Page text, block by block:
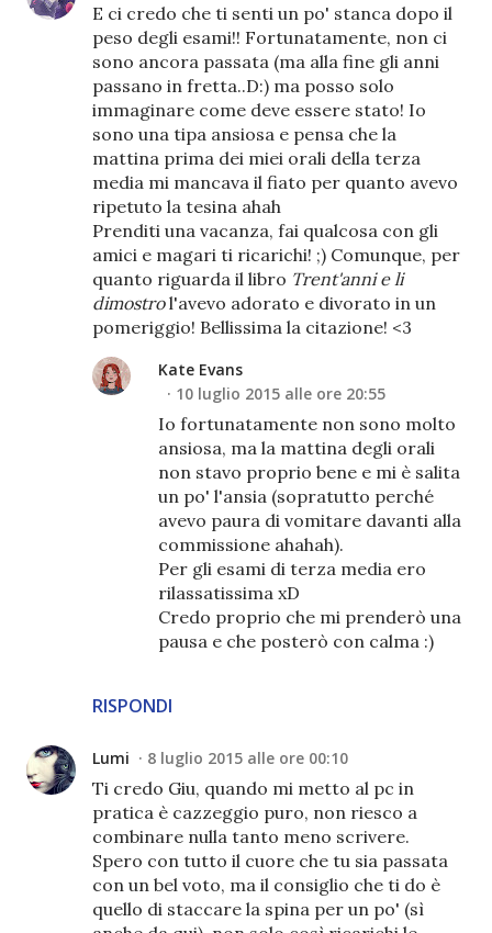
E ci credo che ti senti un po' stanca dopo il
peso degli esami!! Fortunatamente, non ci
sono ancora passata (ma alla fine gli anni
passano in fretta..D:) ma posso solo
immaginare come deve essere stato! Io
sono una tipa ansiosa e pensa che la
mattina prima dei miei orali della terza
media mi mancava il fiato per quanto avevo
ripetuto la tesina ahah
Prenditi una vacanza, fai qualcosa con gli
amici e magari ti ricarichi! ;) Comunque, per
quanto riguarda il libro Trent'anni e li
dimostrol'avevo adorato e divorato in un
pomeriggio! Bellissima la citazione! <3
RISPONDI
Kate Evans
10 luglio 2015 alle ore 20:55
Io fortunatamente non sono molto
ansiosa, ma la mattina degli orali
non stavo proprio bene e mi è salita
un po' l'ansia (sopratutto perché
avevo paura di vomitare davanti alla
commissione ahahah).
Per gli esami di terza media ero
rilassatissima xD
Credo proprio che mi prenderò una
pausa e che posterò con calma :)
Lumi 8 luglio 2015 alle ore 00:10
Ti credo Giu, quando mi metto al pc in
pratica è cazzeggio puro, non riesco a
combinare nulla tanto meno scrivere.
Spero con tutto il cuore che tu sia passata
con un bel voto, ma il consiglio che ti do è
quello di staccare la spina per un po' (sì